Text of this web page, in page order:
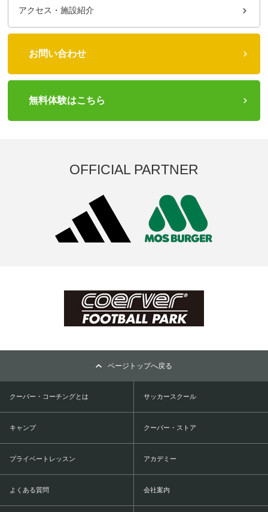
アクセス・施設紹介
お問い合わせ
無料体験はこちら
OFFICIAL PARTNER
ページトップへ戻る
クーバー・コーチングとは サッカースクール
キャンプ クーバー・ストア
プライベートレッスン アカデミー
よくある質問 会社案内